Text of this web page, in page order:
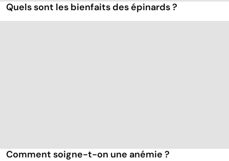
Quels sont les bienfaits des épinards ?
Comment soigne-t-on une anémie ?